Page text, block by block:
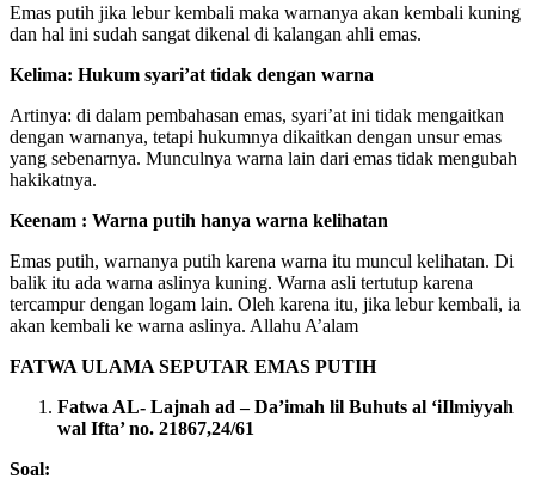
Emas putih jika lebur kembali maka warnanya akan kembali kuning
dan hal ini sudah sangat dikenal di kalangan ahli emas.
Kelima: Hukum syari’at tidak dengan warna
Artinya: di dalam pembahasan emas, syari’at ini tidak mengaitkan
dengan warnanya, tetapi hukumnya dikaitkan dengan unsur emas
yang sebenarnya. Munculnya warna lain dari emas tidak mengubah
hakikatnya.
Keenam : Warna putih hanya warna kelihatan
Emas putih, warnanya putih karena warna itu muncul kelihatan. Di
balik itu ada warna aslinya kuning. Warna asli tertutup karena
tercampur dengan logam lain. Oleh karena itu, jika lebur kembali, ia
akan kembali ke warna aslinya. Allahu A’alam
FATWA ULAMA SEPUTAR EMAS PUTIH
Fatwa AL- Lajnah ad – Da’imah lil Buhuts al ‘iIlmiyyah
wal Ifta’ no. 21867,24/61
Soal: